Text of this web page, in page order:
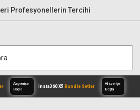
Profesyonellerin Tercihi